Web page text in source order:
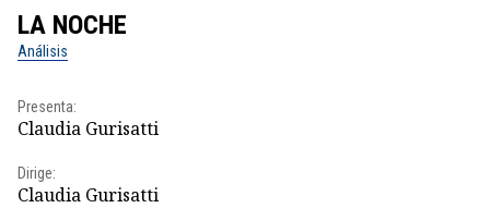
LA NOCHE
Análisis
Presenta:
Claudia Gurisatti
Dirige:
Claudia Gurisatti